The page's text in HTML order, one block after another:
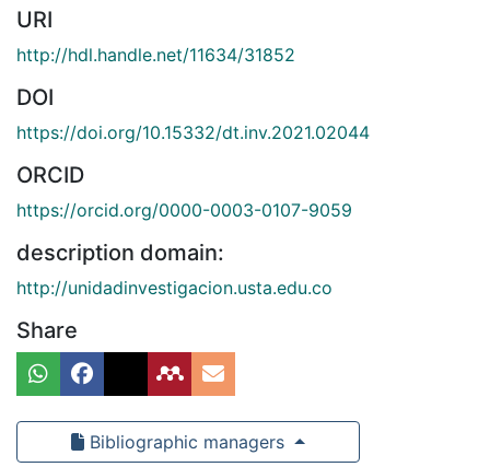
URI
http://hdl.handle.net/11634/31852
DOI
https://doi.org/10.15332/dt.inv.2021.02044
ORCID
https://orcid.org/0000-0003-0107-9059
description domain:
http://unidadinvestigacion.usta.edu.co
Share
Bibliographic managers